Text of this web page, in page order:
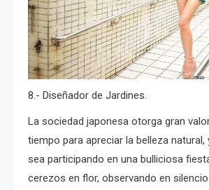
8.- Diseñador de Jardines.
La sociedad japonesa otorga gran
tiempo para apreciar la belleza natural,
sea participando en una bulliciosa
cerezos en flor, observando en